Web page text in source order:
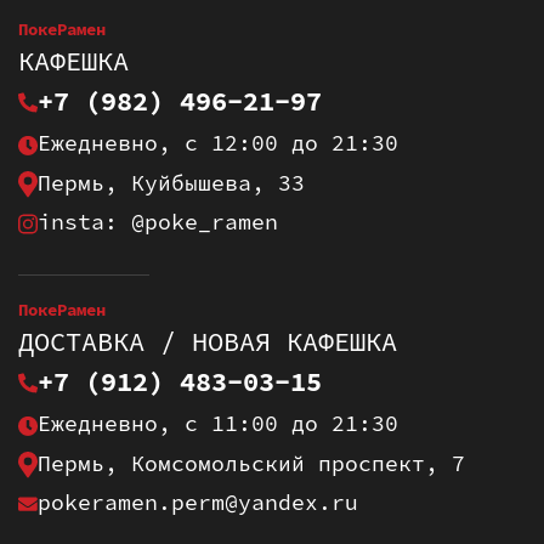
ПокеРамен
КАФЕШКА
+7 (982) 496-21-97
Ежедневно, с 12:00 до 21:30
Пермь, Куйбышева, 33
insta: @poke_ramen
ПокеРамен
ДОСТАВКА / НОВАЯ КАФЕШКА
+7 (912) 483-03-15
Ежедневно, с 11:00 до 21:30
Пермь, Комсомольский проспект, 7
pokeramen.perm@yandex.ru